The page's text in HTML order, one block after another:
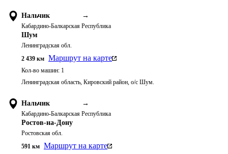
Нальчик →
Кабардино-Балкарская Республика
Шум
Ленинградская обл.
2 439 км Маршрут на карте
Кол-во машин: 1
Ленинградская область, Кировский район, о/с Шум.
Нальчик →
Кабардино-Балкарская Республика
Ростов-на-Дону
Ростовская обл.
591 км Маршрут на карте